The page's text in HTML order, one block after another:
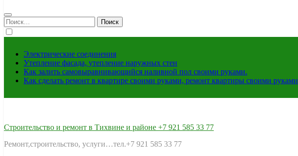
Найти:
Электрические соединения
Утепление фасада, утепление наружных стен
Как залить самовыравнивающийся наливной пол своими руками.
Как сделать ремонт в квартире своими руками, ремонт квартиры своими руками
Строительство и ремонт в Тихвине и районе +7 921 585 33 77
Ремонт,строительство, услуги…тел.+7 921 585 33 77